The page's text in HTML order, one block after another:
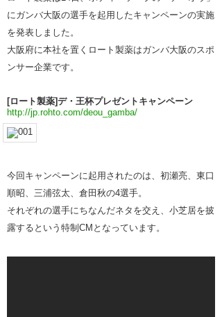
にガンバ大阪の選手を起用したキャンペーンの実施
を発表しました。
大阪府に本社を置くロート製薬はガンバ大阪のスポ
ンサー企業です。
[ロート製薬]デ・王杯プレゼントキャンペーン
http://jp.rohto.com/deou_gamba/
今回キャンペーンに起用されたのは、初瀬亮、東口
順昭、三浦弦太、倉田秋の4選手。
それぞれの選手にちなんだネタを交え、小芝居を披
露するという特制CMとなっています。